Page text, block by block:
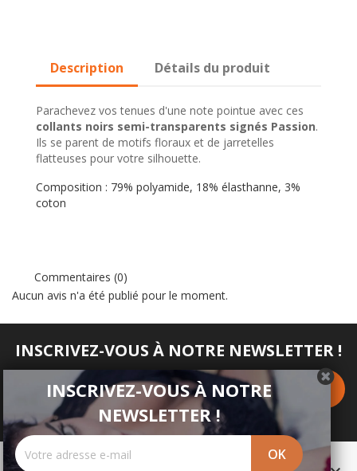
Description Détails du produit
Parachevez vos tenues d'une note pointue avec ces
collants noirs semi-transparents signés Passion.
Ils se parent de motifs floraux et de jarretelles
flatteuses pour votre silhouette.
Composition : 79% polyamide, 18% élasthanne, 3%
coton
Commentaires (0)
Aucun avis n'a été publié pour le moment.
INSCRIVEZ-VOUS À NOTRE NEWSLETTER !
INSCRIVEZ-VOUS À NOTRE
NEWSLETTER !